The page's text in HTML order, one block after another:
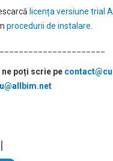
licența versiune trial
procedurii de instalare
ne poți scrie pe